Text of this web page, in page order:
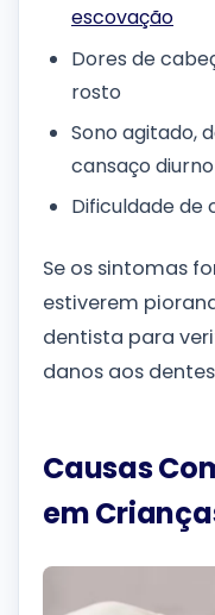
escovação
Dores de
rosto
Sono agitado,
cansaço diurno
Dificuldade de
Se os sintomas
estiverem
dentista para
danos aos
Causas
em